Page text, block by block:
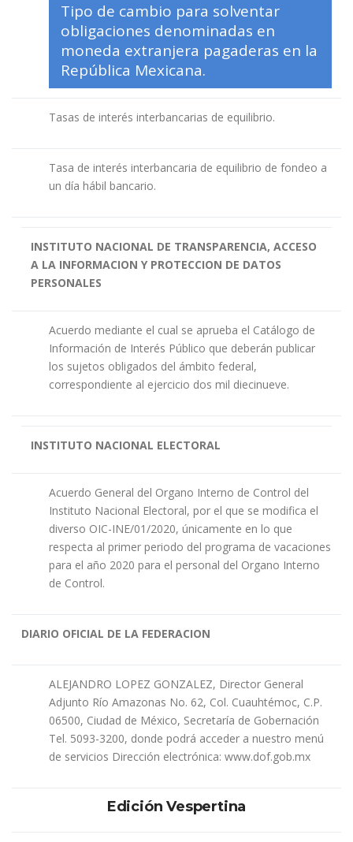
Tipo de cambio para solventar
obligaciones denominadas en
moneda extranjera pagaderas en la
República Mexicana.
Tasas de interés interbancarias de equilibrio.
Tasa de interés interbancaria de equilibrio de fondeo a
un día hábil bancario.
INSTITUTO NACIONAL DE TRANSPARENCIA, ACCESO
A LA INFORMACION Y PROTECCION DE DATOS
PERSONALES
Acuerdo mediante el cual se aprueba el Catálogo de
Información de Interés Público que deberán publicar
los sujetos obligados del ámbito federal,
correspondiente al ejercicio dos mil diecinueve.
INSTITUTO NACIONAL ELECTORAL
Acuerdo General del Organo Interno de Control del
Instituto Nacional Electoral, por el que se modifica el
diverso OIC-INE/01/2020, únicamente en lo que
respecta al primer periodo del programa de vacaciones
para el año 2020 para el personal del Organo Interno
de Control.
DIARIO OFICIAL DE LA FEDERACION
ALEJANDRO LOPEZ GONZALEZ, Director General
Adjunto Río Amazonas No. 62, Col. Cuauhtémoc, C.P.
06500, Ciudad de México, Secretaría de Gobernación
Tel. 5093-3200, donde podrá acceder a nuestro menú
de servicios Dirección electrónica: www.dof.gob.mx
Edición Vespertina